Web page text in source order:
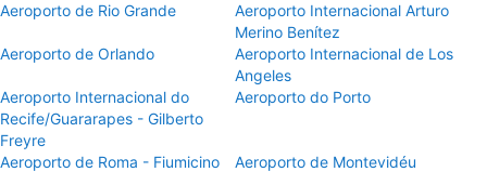
Aeroporto de Rio Grande
Aeroporto Internacional Arturo
Merino Benítez
Aeroporto de Orlando
Aeroporto Internacional de Los
Angeles
Aeroporto Internacional do
Recife/Guararapes - Gilberto
Freyre
Aeroporto do Porto
Aeroporto de Roma - Fiumicino Aeroporto de Montevidéu